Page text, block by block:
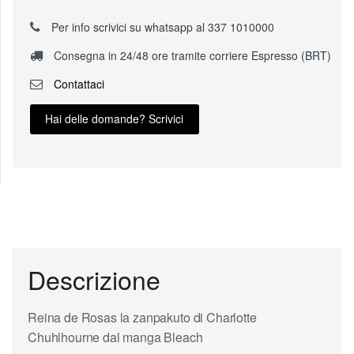
Per info scrivici su whatsapp al 337 1010000
Consegna in 24/48 ore tramite corriere Espresso (BRT)
Contattaci
Hai delle domande? Scrivici
Descrizione
Reina de Rosas la zanpakuto di Charlotte
Chuhlhourne dal manga Bleach